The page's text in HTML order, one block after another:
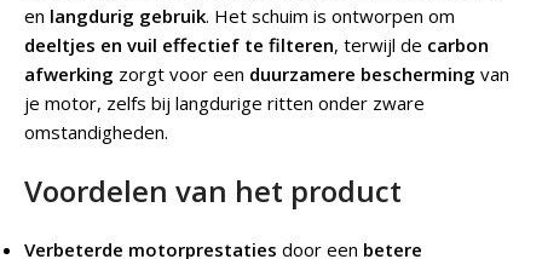
en langdurig gebruik. Het schuim is ontworpen om
deeltjes en vuil effectief te filteren, terwijl de carbon
afwerking zorgt voor een duurzamere bescherming van
je motor, zelfs bij langdurige ritten onder zware
omstandigheden.
Voordelen van het product
Verbeterde motorprestaties door een betere